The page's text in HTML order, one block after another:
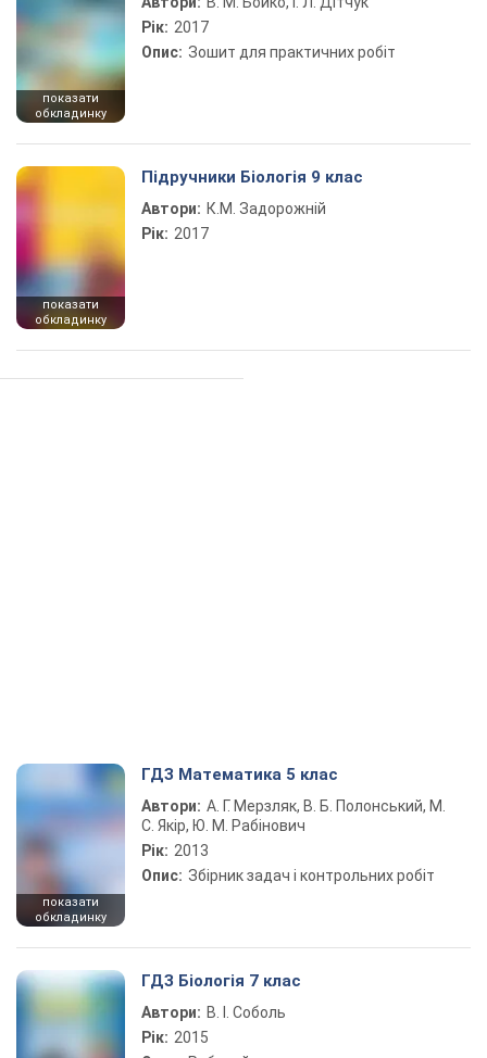
показати
обкладинку
Рік: 2017
Опис: Зошит для практичних робіт
показати
обкладинку
Підручники Біологія 9 клас
Автори: К.М. Задорожній
Рік: 2017
показати
обкладинку
ГДЗ Математика 5 клас
Автори: А. Г. Мерзляк, В. Б. Полонський, М.
С. Якір, Ю. М. Рабінович
Рік: 2013
Опис: Збірник задач і контрольних робіт
ГДЗ Біологія 7 клас
Автори: В. І. Соболь
Рік: 2015